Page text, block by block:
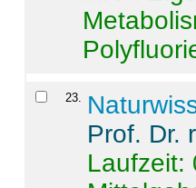
23.
Prof. Dr.
Laufzeit: